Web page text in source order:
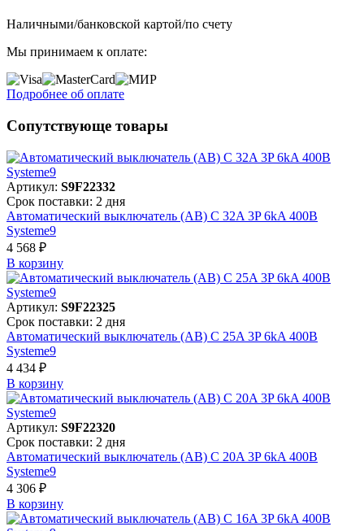
Наличными/банковской картой/по счету
Мы принимаем к оплате:
Подробнее об оплате
Сопутствующе товары
Артикул: S9F22332
Срок поставки: 2 дня
Автоматический выключатель (АВ) C 32A 3P 6kA 400В
Systeme9
4 568 ₽
В корзинy
Артикул: S9F22325
Срок поставки: 2 дня
Автоматический выключатель (АВ) C 25A 3P 6kA 400В
Systeme9
4 434 ₽
В корзинy
Артикул: S9F22320
Срок поставки: 2 дня
Автоматический выключатель (АВ) C 20A 3P 6kA 400В
Systeme9
4 306 ₽
В корзинy